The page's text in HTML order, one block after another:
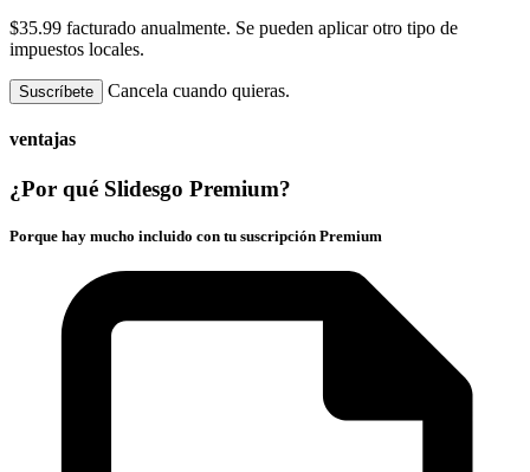
$35.99 facturado anualmente. Se pueden aplicar otro tipo de
impuestos locales.
Suscríbete Cancela cuando quieras.
ventajas
¿Por qué Slidesgo Premium?
Porque hay mucho incluido con tu suscripción Premium